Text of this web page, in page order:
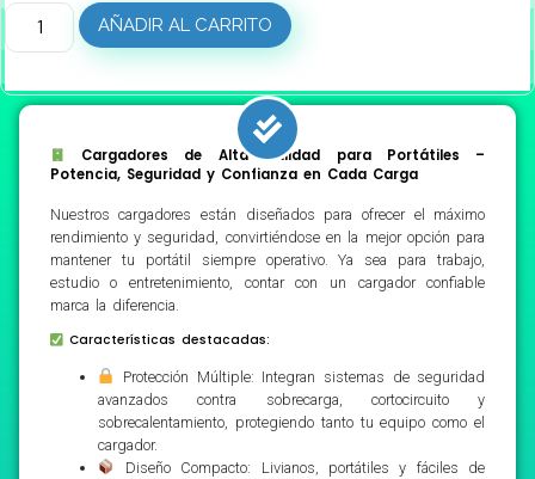
AÑADIR AL CARRITO
Cargadores de Alta Calidad para Portátiles –
Potencia, Seguridad y Confianza en Cada Carga
Nuestros cargadores están diseñados para ofrecer el máximo
rendimiento y seguridad, convirtiéndose en la mejor opción para
mantener tu portátil siempre operativo. Ya sea para trabajo,
estudio o entretenimiento, contar con un cargador confiable
marca la diferencia.
Características destacadas:
Protección Múltiple: Integran sistemas de seguridad
avanzados contra sobrecarga, cortocircuito y
sobrecalentamiento, protegiendo tanto tu equipo como el
cargador.
Diseño Compacto: Livianos, portátiles y fáciles de